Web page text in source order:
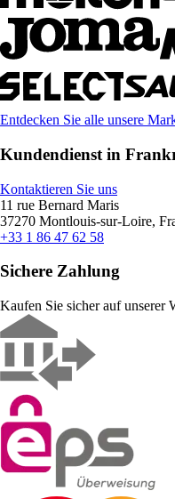
Entdecken Sie alle unsere
Kundendienst in
Kontaktieren Sie uns
11 rue Bernard Maris
37270 Montlouis-sur-Loire,
+33 1 86 47 62 58
Sichere Zahlung
Kaufen Sie sicher auf unserer